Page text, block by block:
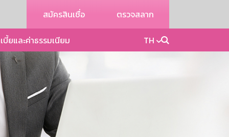
สมัครสินเชื่อ ตรวจสลาก
บี้ยและค่าธรรมเนียม TH